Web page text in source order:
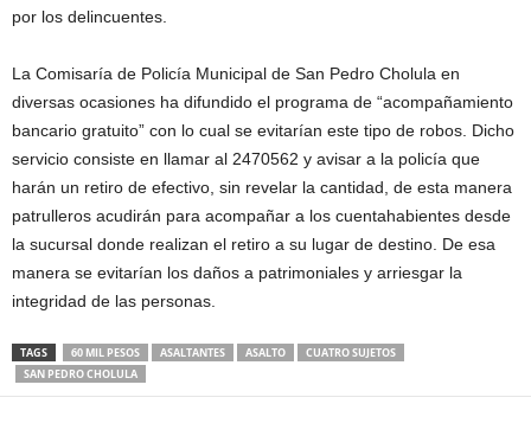
por los delincuentes.
La Comisaría de Policía Municipal de San Pedro Cholula en
diversas ocasiones ha difundido el programa de “acompañamiento
bancario gratuito” con lo cual se evitarían este tipo de robos. Dicho
servicio consiste en llamar al 2470562 y avisar a la policía que
harán un retiro de efectivo, sin revelar la cantidad, de esta manera
patrulleros acudirán para acompañar a los cuentahabientes desde
la sucursal donde realizan el retiro a su lugar de destino. De esa
manera se evitarían los daños a patrimoniales y arriesgar la
integridad de las personas.
TAGS 60 MIL PESOS ASALTANTES ASALTO
CUATRO SUJETOS
SAN PEDRO CHOLULA